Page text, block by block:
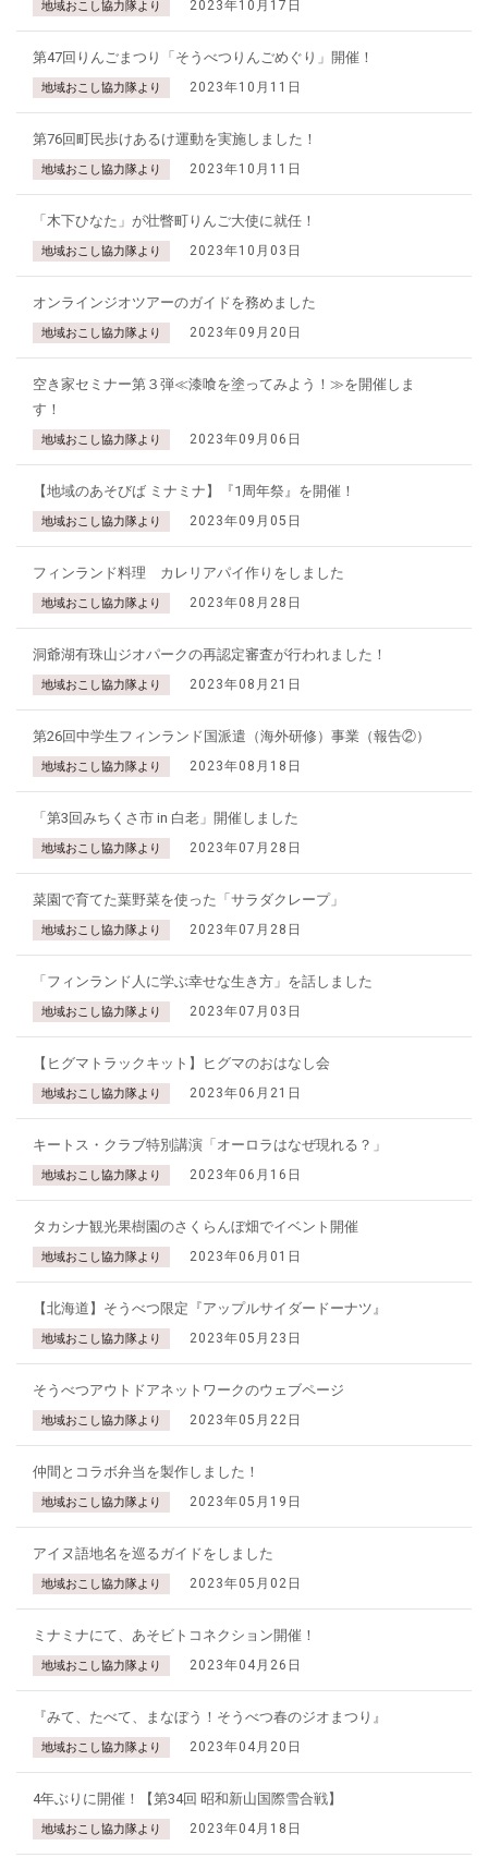
地域おこし協力隊より 2023年10月17日
第47回りんごまつり「そうべつりんごめぐり」開催！
地域おこし協力隊より 2023年10月11日
第76回町民歩けあるけ運動を実施しました！
地域おこし協力隊より 2023年10月11日
「木下ひなた」が壮瞥町りんご大使に就任！
地域おこし協力隊より 2023年10月03日
オンラインジオツアーのガイドを務めました
地域おこし協力隊より 2023年09月20日
空き家セミナー第３弾≪漆喰を塗ってみよう！≫を開催しま
す！
地域おこし協力隊より 2023年09月06日
【地域のあそびば ミナミナ】『1周年祭』を開催！
地域おこし協力隊より 2023年09月05日
フィンランド料理 カレリアパイ作りをしました
地域おこし協力隊より 2023年08月28日
洞爺湖有珠山ジオパークの再認定審査が行われました！
地域おこし協力隊より 2023年08月21日
第26回中学生フィンランド国派遣（海外研修）事業（報告②）
地域おこし協力隊より 2023年08月18日
「第3回みちくさ市 in 白老」開催しました
地域おこし協力隊より 2023年07月28日
菜園で育てた葉野菜を使った「サラダクレープ」
地域おこし協力隊より 2023年07月28日
「フィンランド人に学ぶ幸せな生き方」を話しました
地域おこし協力隊より 2023年07月03日
【ヒグマトラックキット】ヒグマのおはなし会
地域おこし協力隊より 2023年06月21日
キートス・クラブ特別講演「オーロラはなぜ現れる？」
地域おこし協力隊より 2023年06月16日
タカシナ観光果樹園のさくらんぼ畑でイベント開催
地域おこし協力隊より 2023年06月01日
【北海道】そうべつ限定『アップルサイダードーナツ』
地域おこし協力隊より 2023年05月23日
そうべつアウトドアネットワークのウェブページ
地域おこし協力隊より 2023年05月22日
仲間とコラボ弁当を製作しました！
地域おこし協力隊より 2023年05月19日
アイヌ語地名を巡るガイドをしました
地域おこし協力隊より 2023年05月02日
ミナミナにて、あそビトコネクション開催！
地域おこし協力隊より 2023年04月26日
『みて、たべて、まなぼう！そうべつ春のジオまつり』
地域おこし協力隊より 2023年04月20日
4年ぶりに開催！【第34回 昭和新山国際雪合戦】
地域おこし協力隊より 2023年04月18日